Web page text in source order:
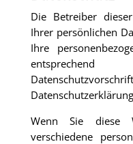
Die Betreiber
Ihrer persönlichen
Ihre
Wenn Sie diese
verschiedene